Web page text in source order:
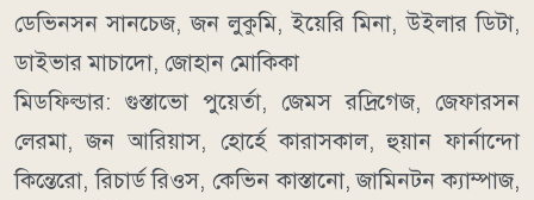
ডেভিনসন সানচেজ, জন লুকুমি, ইয়েরি মিনা, উইলার ডিটা,
ডাইভার মাচাদো, জোহান মোকিকা
মিডফিল্ডার: গুস্তাভো পুয়ের্তা, জেমস রদ্রিগেজ, জেফারসন
লেরমা, জন আরিয়াস, হোর্হে কারাসকাল, হুয়ান ফার্নান্দো
কিন্তেরো, রিচার্ড রিওস, কেভিন কাস্তানো, জামিনটন ক্যাম্পাজ,